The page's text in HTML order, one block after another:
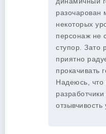
разочарован
некоторых
персонаж не
ступор. Зато
приятно
прокачивать
Надеюсь,